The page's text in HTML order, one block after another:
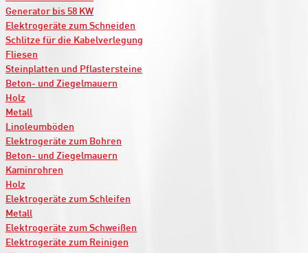
Generator bis 58 KW
Elektrogeräte zum Schneiden
Schlitze für die Kabelverlegung
Fliesen
Steinplatten und Pflastersteine
Beton- und Ziegelmauern
Holz
Metall
Linoleumböden
Elektrogeräte zum Bohren
Beton- und Ziegelmauern
Kaminrohren
Holz
Elektrogeräte zum Schleifen
Metall
Elektrogeräte zum Schweißen
Elektrogeräte zum Reinigen